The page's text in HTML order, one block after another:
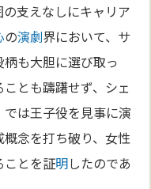
支えなしにキャリア
の演劇界において、サ
も大胆に選び取っ
とも躊躇せず、シェ
では王子役を見事に演
念を打ち破り、女性
ことを証明したのであ